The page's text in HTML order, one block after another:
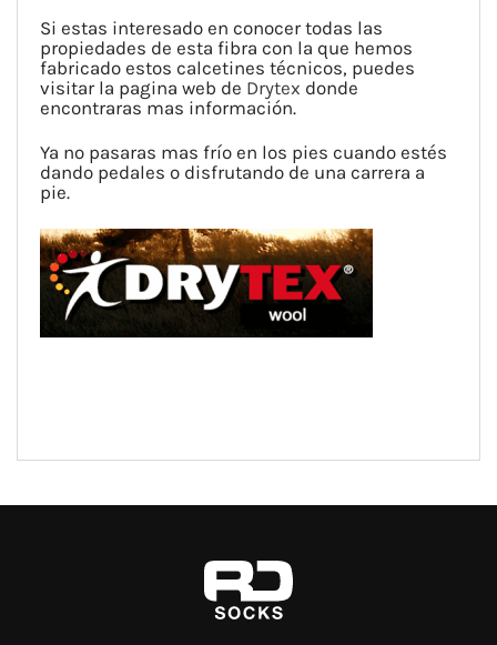
Si estas interesado en conocer todas las
propiedades de esta fibra con la que hemos
fabricado estos calcetines técnicos, puedes
visitar la pagina web de Drytex donde
encontraras mas información.
Ya no pasaras mas frío en los pies cuando estés
dando pedales o disfrutando de una carrera a
pie.